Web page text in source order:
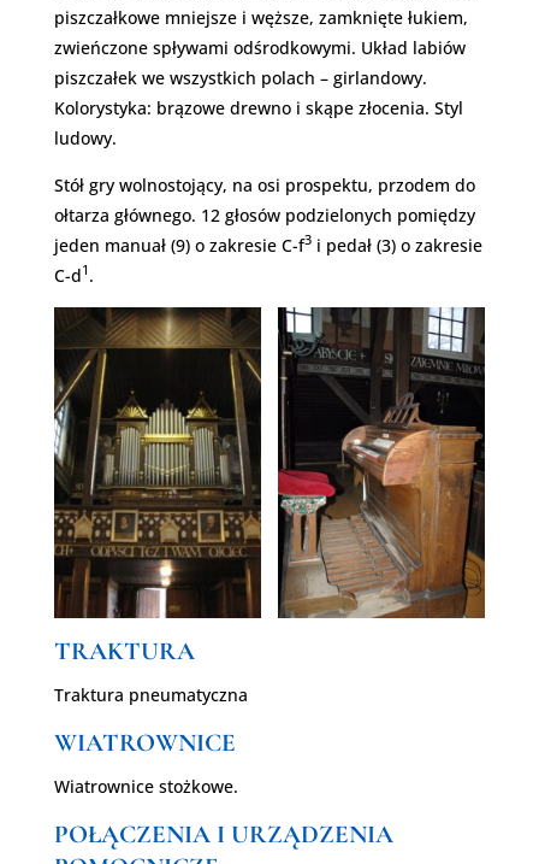
piszczałkowe mniejsze i węższe, zamknięte łukiem,
zwieńczone spływami odśrodkowymi. Układ labiów
piszczałek we wszystkich polach – girlandowy.
Kolorystyka: brązowe drewno i skąpe złocenia. Styl
ludowy.
Stół gry wolnostojący, na osi prospektu, przodem do
ołtarza głównego. 12 głosów podzielonych pomiędzy
jeden manuał (9) o zakresie C-f3i pedał (3) o zakresie
C-d1 .
TRAKTURA
Traktura pneumatyczna
WIATROWNICE
Wiatrownice stożkowe.
POŁĄCZENIA I URZĄDZENIA